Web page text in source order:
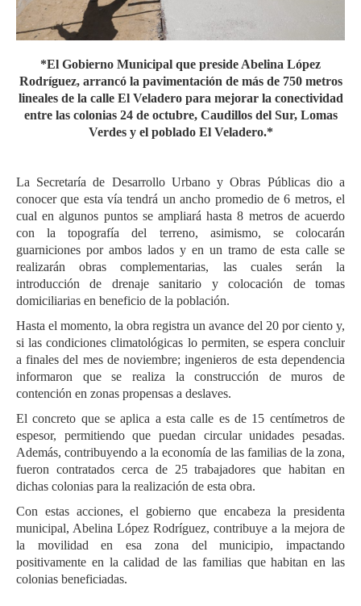
*El Gobierno Municipal que preside Abelina López
Rodríguez, arrancó la pavimentación de más de 750 metros
lineales de la calle El Veladero para mejorar la conectividad
entre las colonias 24 de octubre, Caudillos del Sur, Lomas
Verdes y el poblado El Veladero.*
La Secretaría de Desarrollo Urbano y Obras Públicas dio a
conocer que esta vía tendrá un ancho promedio de 6 metros, el
cual en algunos puntos se ampliará hasta 8 metros de acuerdo
con la topografía del terreno, asimismo, se colocarán
guarniciones por ambos lados y en un tramo de esta calle se
realizarán obras complementarias, las cuales serán la
introducción de drenaje sanitario y colocación de tomas
domiciliarias en beneficio de la población.
Hasta el momento, la obra registra un avance del 20 por ciento y,
si las condiciones climatológicas lo permiten, se espera concluir
a finales del mes de noviembre; ingenieros de esta dependencia
informaron que se realiza la construcción de muros de
contención en zonas propensas a deslaves.
El concreto que se aplica a esta calle es de 15 centímetros de
espesor, permitiendo que puedan circular unidades pesadas.
Además, contribuyendo a la economía de las familias de la zona,
fueron contratados cerca de 25 trabajadores que habitan en
dichas colonias para la realización de esta obra.
Con estas acciones, el gobierno que encabeza la presidenta
municipal, Abelina López Rodríguez, contribuye a la mejora de
la movilidad en esa zona del municipio, impactando
positivamente en la calidad de las familias que habitan en las
colonias beneficiadas.